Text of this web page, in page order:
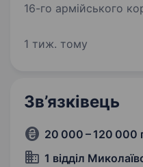
16-го армійського
Збройних Сил
1 тиж. тому
Зв’язківець
20 000 – 120 000
1 відділ